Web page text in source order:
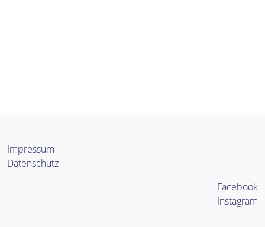
Impressum
Datenschutz
Facebook
Instagram